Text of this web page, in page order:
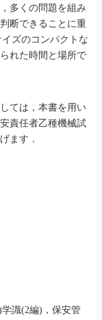
多くの問題を組み
断できることに重
ズのコンパクトな
れた時間と場所で
ては，本書を用い
責任者乙種機械試
ます．
識(2編)，保安管